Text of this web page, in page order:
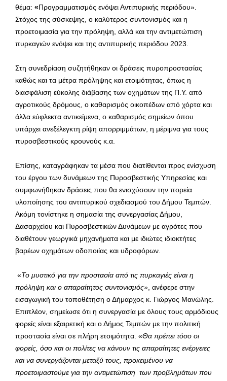
θέμα: «Προγραμματισμός ενόψει Αντιπυρικής περιόδου».
Στόχος της σύσκεψης, ο καλύτερος συντονισμός και η
προετοιμασία για την πρόληψη, αλλά και την αντιμετώπιση
πυρκαγιών ενόψει και της αντιπυρικής περιόδου 2023.
Στη συνεδρίαση συζητήθηκαν οι δράσεις πυροπροστασίας
καθώς και τα μέτρα πρόληψης και ετοιμότητας, όπως η
διασφάλιση εύκολης διάβασης των οχημάτων της Π.Υ. από
αγροτικούς δρόμους, ο καθαρισμός οικοπέδων από χόρτα και
άλλα εύφλεκτα αντικείμενα, ο καθαρισμός σημείων όπου
υπάρχει ανεξέλεγκτη ρίψη απορριμμάτων, η μέριμνα για τους
πυροσβεστικούς κρουνούς κ.α.
Επίσης, καταγράφηκαν τα μέσα που διατίθενται προς ενίσχυση
του έργου των δυνάμεων της Πυροσβεστικής Υπηρεσίας και
συμφωνήθηκαν δράσεις που θα ενισχύσουν την πορεία
υλοποίησης του αντιπυρικού σχεδιασμού του Δήμου Τεμπών.
Ακόμη τονίστηκε η σημασία της συνεργασίας Δήμου,
Δασαρχείου και Πυροσβεστικών Δυνάμεων με αγρότες που
διαθέτουν γεωργικά μηχανήματα και με ιδιώτες ιδιοκτήτες
βαρέων οχημάτων οδοποιίας και υδροφόρων.
«Το μυστικό για την προστασία από τις πυρκαγιές είναι η
πρόληψη και ο απαραίτητος συντονισμός» ανέφερε στην
εισαγωγική του τοποθέτηση ο Δήμαρχος κ. Γιώργος Μανώλης.
Επιπλέον, σημείωσε ότι η συνεργασία με όλους τους αρμόδιους
φορείς είναι εξαιρετική και ο Δήμος Τεμπών με την πολιτική
προστασία είναι σε πλήρη ετοιμότητα. «Θα πρέπει τόσο οι
φορείς, όσο και οι πολίτες να κάνουν τις απαραίτητες ενέργειες
και να συνεργάζονται μεταξύ τους, προκειμένου να
προετοιμαστούμε για την αντιμετώπιση των προβλημάτων που